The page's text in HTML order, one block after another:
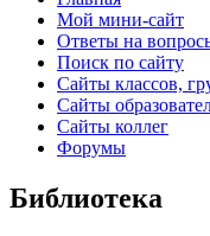
Мой мини-сайт
Ответы на
Поиск по сайту
Сайты классов,
Сайты
Сайты коллег
Форумы
Библиотека